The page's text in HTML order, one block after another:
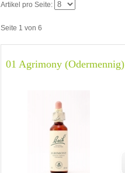
Artikel pro Seite:
Seite 1 von 6
01 Agrimony (Odermennig)